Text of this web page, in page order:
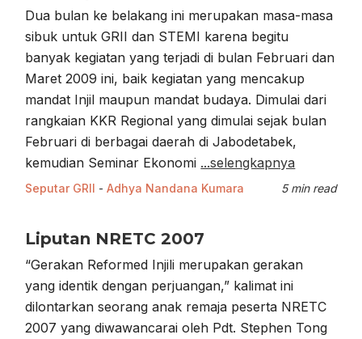
Dua bulan ke belakang ini merupakan masa-masa
sibuk untuk GRII dan STEMI karena begitu
banyak kegiatan yang terjadi di bulan Februari dan
Maret 2009 ini, baik kegiatan yang mencakup
mandat Injil maupun mandat budaya. Dimulai dari
rangkaian KKR Regional yang dimulai sejak bulan
Februari di berbagai daerah di Jabodetabek,
kemudian Seminar Ekonomi ...selengkapnya
Seputar GRII -Adhya Nandana Kumara 5 min read
Liputan NRETC 2007
“Gerakan Reformed Injili merupakan gerakan
yang identik dengan perjuangan,” kalimat ini
dilontarkan seorang anak remaja peserta NRETC
2007 yang diwawancarai oleh Pdt. Stephen Tong